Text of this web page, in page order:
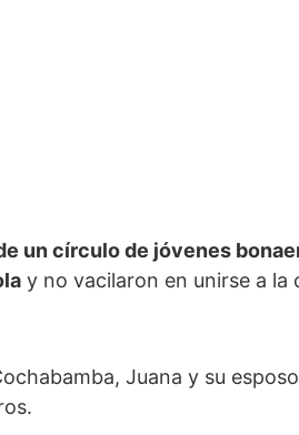
un círculo de jóvenes
y no vacilaron en unirse a la
Juana y su